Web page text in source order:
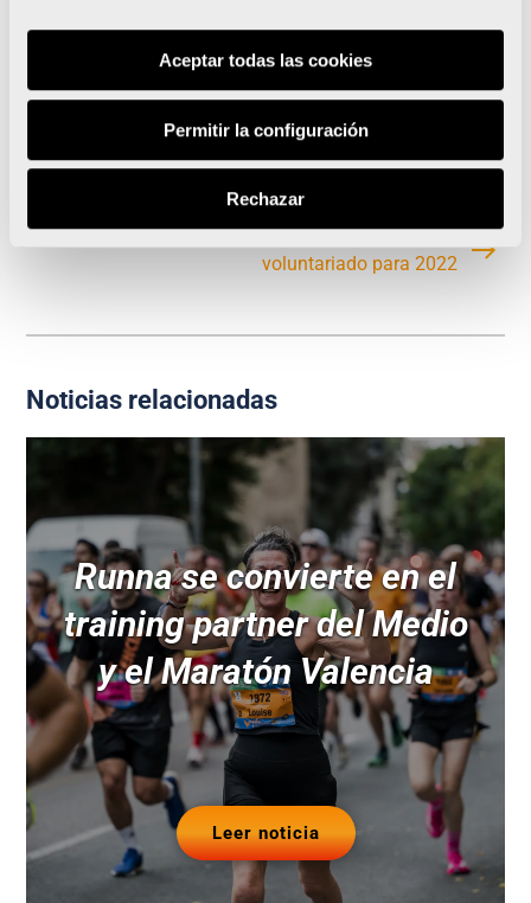
Aceptar todas las cookies
Permitir la configuración
Rechazar
El Medio y el Maratón Valencia abren sus plazas de
voluntariado para 2022
Noticias relacionadas
Runna se convierte en el
training partner del Medio
y el Maratón Valencia
Leer noticia